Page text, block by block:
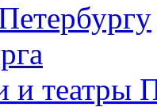
и театры